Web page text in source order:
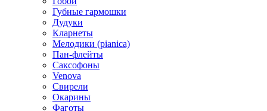
Губные гармошки
Дудуки
Кларнеты
Мелодики (pianica)
Пан-флейты
Саксофоны
Venova
Свирели
Окарины
Фаготы